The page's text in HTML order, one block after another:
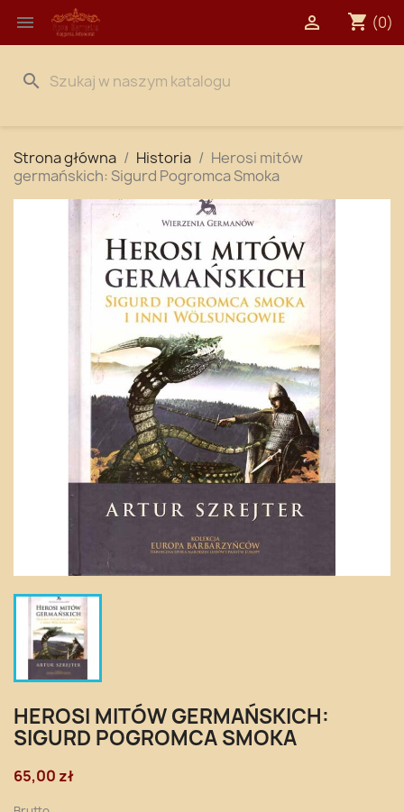
 shopping_cart (0)

search
Strona główna Historia
Herosi mitów
germańskich: Sigurd Pogromca Smoka
HEROSI MITÓW GERMAŃSKICH:
SIGURD POGROMCA SMOKA
65,00 zł